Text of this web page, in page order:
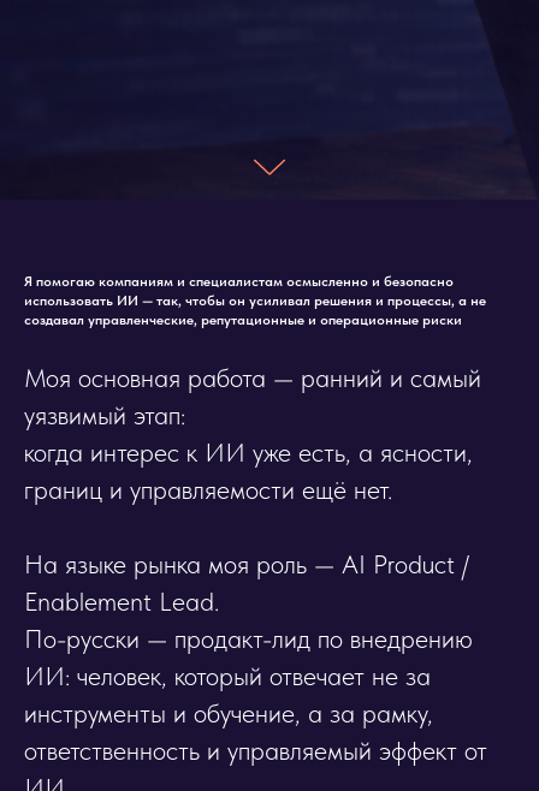
Я помогаю компаниям и специалистам осмысленно и безопасно
использовать ИИ — так, чтобы он усиливал решения и процессы, а не
создавал управленческие, репутационные и операционные риски
Моя основная работа — ранний и самый
уязвимый этап:
когда интерес к ИИ уже есть, а ясности,
границ и управляемости ещё нет.
На языке рынка моя роль — AI Product /
Enablement Lead.
По-русски — продакт-лид по внедрению
ИИ: человек, который отвечает не за
инструменты и обучение, а за рамку,
ответственность и управляемый эффект от